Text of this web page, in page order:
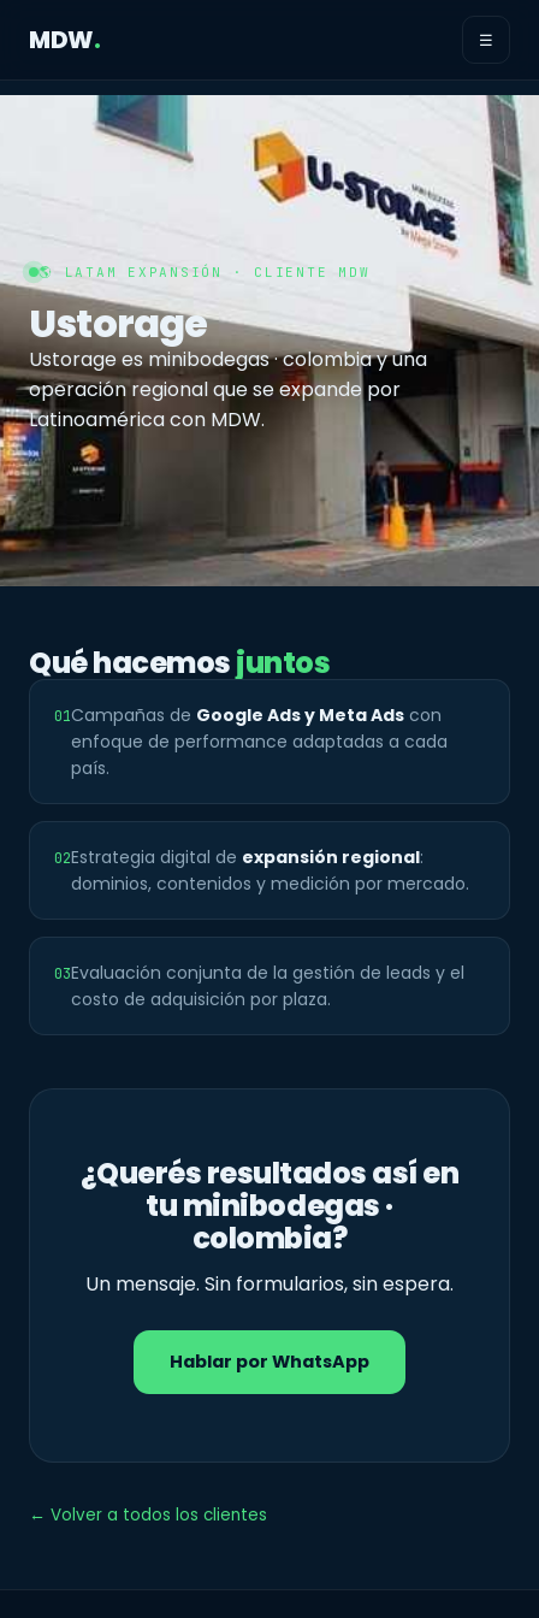
MDW. ☰
🌎 LATAM EXPANSIÓN · CLIENTE MDW
Ustorage
Ustorage es minibodegas · colombia y una
operación regional que se expande por
Latinoamérica con MDW.
Qué hacemosjuntos
01Campañas de Google Ads y Meta Ads con
enfoque de performance adaptadas a cada
país.
02Estrategia digital de expansión regional:
dominios, contenidos y medición por mercado.
03Evaluación conjunta de la gestión de leads y el
costo de adquisición por plaza.
¿Querés resultados así en
tu minibodegas ·
colombia?
Un mensaje. Sin formularios, sin espera.
Hablar por WhatsApp
← Volver a todos los clientes